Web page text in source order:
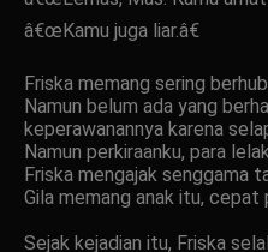
â€œKamu juga liar.â€
Friska memang sering
Namun belum ada yang
keperawanannya karena
Namun perkiraanku, para
Friska mengajak senggama
Gila memang anak itu, cepat
Sejak kejadian itu, Friska